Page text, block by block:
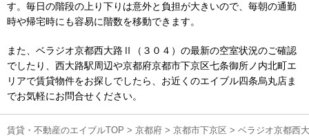
す。毎日の階段の上り下りは意外と負担が大きいので、毎朝の通勤
時や帰宅時にも容易に階数を移動できます。
また、ベラジオ京都西大路Ⅱ（３０４）の最新の空室状況のご確認
でしたり、西大路駅周辺や京都府京都市下京区七条御所ノ内北町エ
リアで賃貸物件をお探しでしたら、お近くのエイブル四条烏丸店ま
でお気軽にお問合せください。
賃貸・不動産のエイブルTOP > 京都府 > 京都市下京区 > ベラジオ京都西